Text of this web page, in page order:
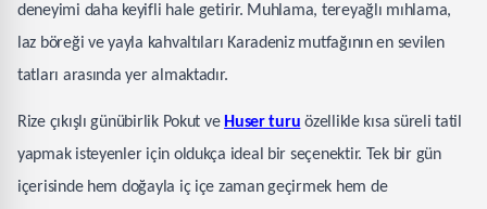
deneyimi daha keyifli hale getirir. Muhlama, tereyağlı mıhlama,
laz böreği ve yayla kahvaltıları Karadeniz mutfağının en sevilen
tatları arasında yer almaktadır.
Rize çıkışlı günübirlik Pokut ve Huser turu özellikle kısa süreli tatil
yapmak isteyenler için oldukça ideal bir seçenektir. Tek bir gün
içerisinde hem doğayla iç içe zaman geçirmek hem de